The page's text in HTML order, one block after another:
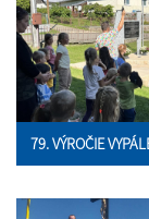
79. VÝROČIE